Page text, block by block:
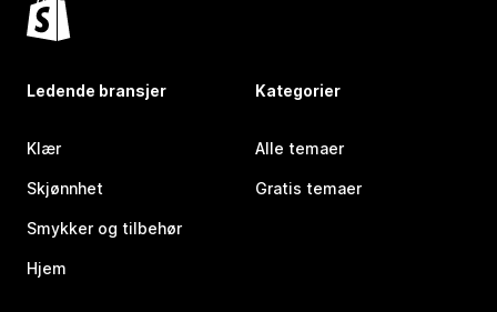
Ledende bransjer
Klær
Skjønnhet
Smykker og tilbehør
Hjem
Kategorier
Alle temaer
Gratis temaer